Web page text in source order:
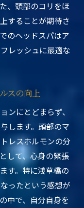
、頭部のコリをほ
することが期待さ
のヘッドスパはア
レッシュに最適な
スの向上
ンにとどまらず、
します。頭部のマ
レスホルモンの分
して、心身の緊張
す。特に浅草橋の
ったという感想が
中で、自分自身を